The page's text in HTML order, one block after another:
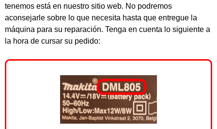
tenemos está en nuestro sitio web. No podremos
aconsejarle sobre lo que necesita hasta que entregue la
máquina para su reparación. Tenga en cuenta lo siguiente a
la hora de cursar su pedido: